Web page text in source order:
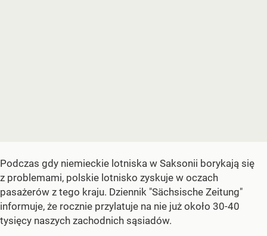
Podczas gdy niemieckie lotniska w Saksonii borykają się
z problemami, polskie lotnisko zyskuje w oczach
pasażerów z tego kraju. Dziennik "Sächsische Zeitung"
informuje, że rocznie przylatuje na nie już około 30-40
tysięcy naszych zachodnich sąsiadów.